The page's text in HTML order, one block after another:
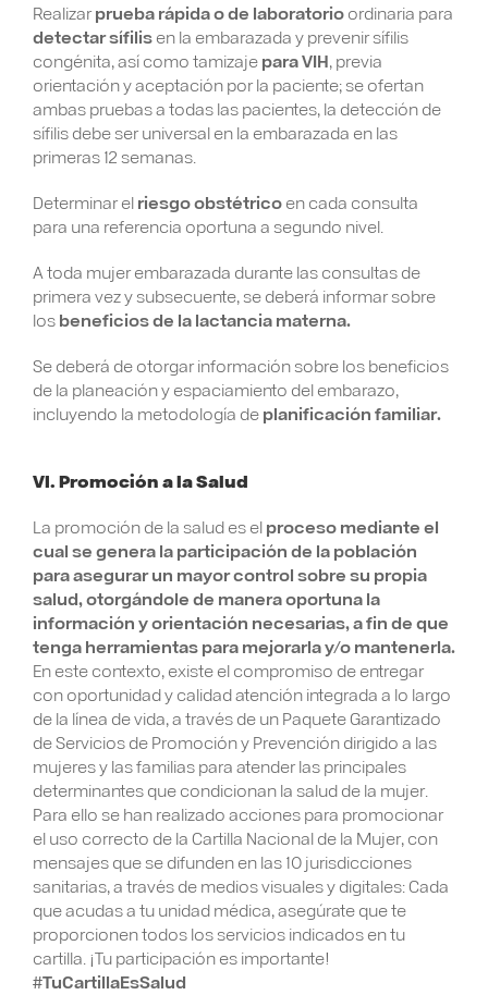
Realizarprueba rápida o de laboratorioordinaria para
detectar sífilisen la embarazada y prevenir sífilis
congénita, así como tamizajepara VIH, previa
orientación y aceptación por la paciente; se ofertan
ambas pruebas a todas las pacientes, la detección de
sífilis debe ser universal en la embarazada en las
primeras 12 semanas.
Determinar elriesgo obstétricoen cada consulta
para una referencia oportuna a segundo nivel.
A toda mujer embarazada durante las consultas de
primera vez y subsecuente, se deberá informar sobre
losbeneficios de la lactancia materna.
Se deberá de otorgar información sobre los beneficios
de la planeación y espaciamiento del embarazo,
incluyendo la metodología deplanificación familiar.
VI. Promoción a la Salud
La promoción de la salud es elproceso mediante el
cual se genera la participación de la población
para asegurar un mayor control sobre su propia
salud, otorgándole de manera oportuna la
información y orientación necesarias, a fin de que
tenga herramientas para mejorarla y/o mantenerla.
En este contexto, existe el compromiso de entregar
con oportunidad y calidad atención integrada a lo largo
de la línea de vida, a través de un Paquete Garantizado
de Servicios de Promoción y Prevención dirigido a las
mujeres y las familias para atender las principales
determinantes que condicionan la salud de la mujer.
Para ello se han realizado acciones para promocionar
el uso correcto de la Cartilla Nacional de la Mujer, con
mensajes que se difunden en las 10 jurisdicciones
sanitarias, a través de medios visuales y digitales: Cada
que acudas a tu unidad médica, asegúrate que te
proporcionen todos los servicios indicados en tu
cartilla. ¡Tu participación es importante!
#TuCartillaEsSalud